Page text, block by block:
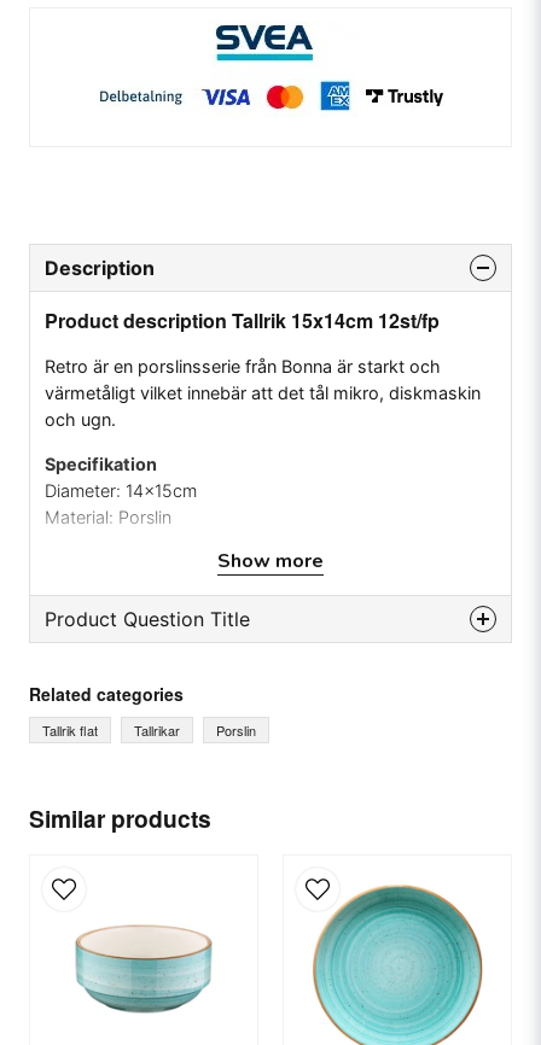
Similar products
Description
Product description Tallrik 15x14cm 12st/fp
Retro är en porslinsserie från Bonna är starkt och
värmetåligt vilket innebär att det tål mikro, diskmaskin
och ugn.
Specifikation
Diameter: 14x15cm
Material: Porslin
Show more
Product Question Title
Ask us something about this product...
Name
email
Email
Yes, you can publish my question.
Related categories
Tallrik flat Tallrikar Porslin